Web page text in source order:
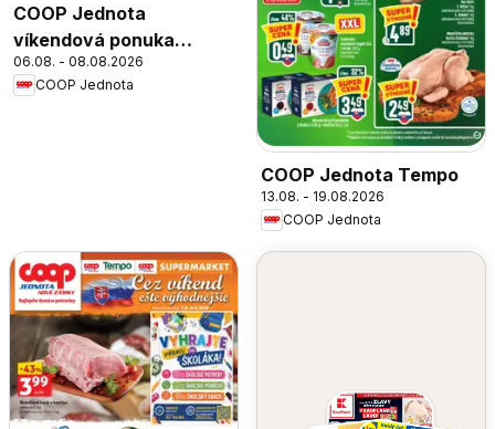
COOP Jednota
víkendová ponuka
Trnava
06.08. - 08.08.2026
COOP Jednota
COOP Jednota Tempo
13.08. - 19.08.2026
COOP Jednota